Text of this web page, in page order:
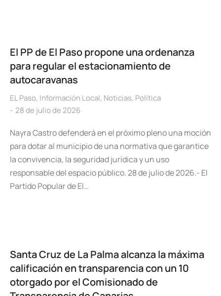
El PP de El Paso propone una ordenanza
para regular el estacionamiento de
autocaravanas
EL Paso, Información Local, Noticias, Política
28 de julio de 2026
Nayra Castro defenderá en el próximo pleno una moción
para dotar al municipio de una normativa que garantice
la convivencia, la seguridad jurídica y un uso
responsable del espacio público. 28 de julio de 2026.- El
Partido Popular de El…
Santa Cruz de La Palma alcanza la máxima
calificación en transparencia con un 10
otorgado por el Comisionado de